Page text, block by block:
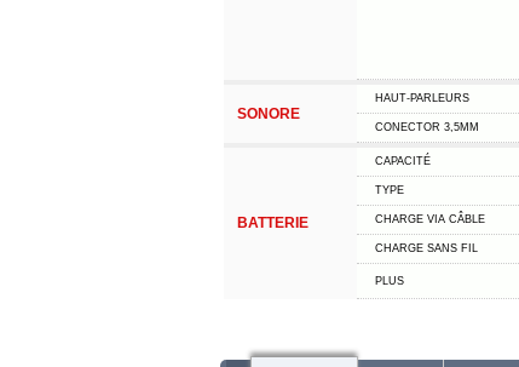
SONORE
HAUT-PARLEURS
CONECTOR 3,5MM
BATTERIE
CAPACITÉ
TYPE
CHARGE VIA CÂBLE
CHARGE SANS FIL
PLUS